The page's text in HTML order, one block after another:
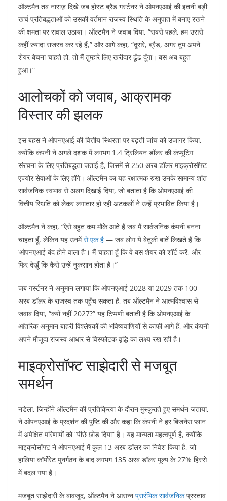
ऑल्टमैन तब नाराज़ दिखे जब होस्ट ब्रैड गर्स्टनर ने ओपनएआई की इतनी बड़ी
खर्च प्रतिबद्धताओं को उसकी वर्तमान राजस्व स्थिति के अनुपात में बनाए रखने
की क्षमता पर सवाल उठाया। ऑल्टमैन ने जवाब दिया, “सबसे पहले, हम उससे
कहीं ज़्यादा राजस्व कर रहे हैं,” और आगे कहा, “दूसरे, ब्रैड, अगर तुम अपने
शेयर बेचना चाहते हो, तो मैं तुम्हारे लिए खरीदार ढूँढ दूँगा। बस अब बहुत
हुआ।”
आलोचकों को जवाब, आक्रामक
विस्तार की झलक
इस बहस ने ओपनएआई की वित्तीय स्थिरता पर बढ़ती जांच को उजागर किया,
क्योंकि कंपनी ने अगले दशक में लगभग 1.4 ट्रिलियन डॉलर की कंप्यूटिंग
संरचना के लिए प्रतिबद्धता जताई है, जिसमें से 250 अरब डॉलर माइक्रोसॉफ्ट
एज्योर सेवाओं के लिए होंगे। ऑल्टमैन का यह रक्षात्मक रुख उनके सामान्य शांत
सार्वजनिक स्वभाव से अलग दिखाई दिया, जो बताता है कि ओपनएआई की
वित्तीय स्थिति को लेकर लगातार हो रही अटकलों ने उन्हें प्रभावित किया है।
ऑल्टमैन ने कहा, “ऐसे बहुत कम मौके आते हैं जब मैं सार्वजनिक कंपनी बनना
चाहता हूँ, लेकिन यह उनमेंसे एक है — जब लोग ये बेतुकी बातें लिखते हैं कि
‘ओपनएआई बंद होने वाला है’। मैं चाहता हूँ कि वे बस शेयर को शॉर्ट करें, और
फिर देखूँ कि कैसे उन्हें नुकसान होता है।”
जब गर्स्टनर ने अनुमान लगाया कि ओपनएआई 2028 या 2029 तक 100
अरब डॉलर के राजस्व तक पहुँच सकता है, तब ऑल्टमैन ने आत्मविश्वास से
जवाब दिया, “क्यों नहीं 2027?” यह टिप्पणी बताती है कि ओपनएआई के
आंतरिक अनुमान बाहरी विश्लेषकों की भविष्यवाणियों से काफी आगे हैं, और कंपनी
अपने मौजूदा राजस्व आधार से विस्फोटक वृद्धि का लक्ष्य रख रही है।
माइक्रोसॉफ्ट साझेदारी से मजबूत
समर्थन
नडेला, जिन्होंने ऑल्टमैन की प्रतिक्रिया के दौरान मुस्कुराते हुए समर्थन जताया,
ने ओपनएआई के प्रदर्शन की पुष्टि की और कहा कि कंपनी ने हर बिजनेस प्लान
में अपेक्षित परिणामों को “पीछे छोड़ दिया” है। यह मान्यता महत्वपूर्ण है, क्योंकि
माइक्रोसॉफ्ट ने ओपनएआई में कुल 13 अरब डॉलर का निवेश किया है, जो
हालिया कॉर्पोरेट पुनर्गठन के बाद लगभग 135 अरब डॉलर मूल्य के 27% हिस्से
में बदल गया है।
मजबूत साझेदारी के बावजूद, ऑल्टमैन ने आसन्न प्रारंभिक सार्वजनिकप्रस्ताव